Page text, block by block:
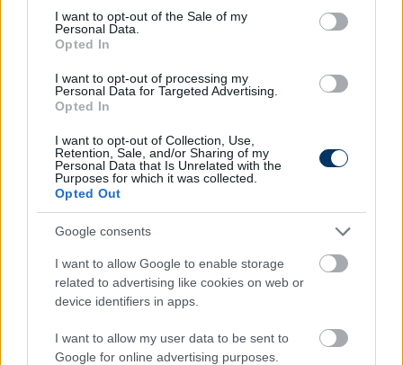
consent section.
I want to opt-out of the Sale of my
Personal Data.
Opted In
I want to opt-out of processing my
Personal Data for Targeted Advertising.
Opted In
I want to opt-out of Collection, Use,
Retention, Sale, and/or Sharing of my
Personal Data that Is Unrelated with the
Purposes for which it was collected.
Opted Out
Google consents
I want to allow Google to enable storage
related to advertising like cookies on web or
device identifiers in apps.
I want to allow my user data to be sent to
Google for online advertising purposes.
Az ETO - amely vasárnap este az Újpest ellen lép
pályára az NB I-ben - szombaton is bejelentett egy
DAC-nak -erről bővebben itt.